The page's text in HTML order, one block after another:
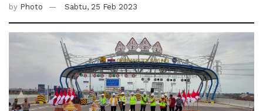
by Photo Sabtu, 25 Feb 2023